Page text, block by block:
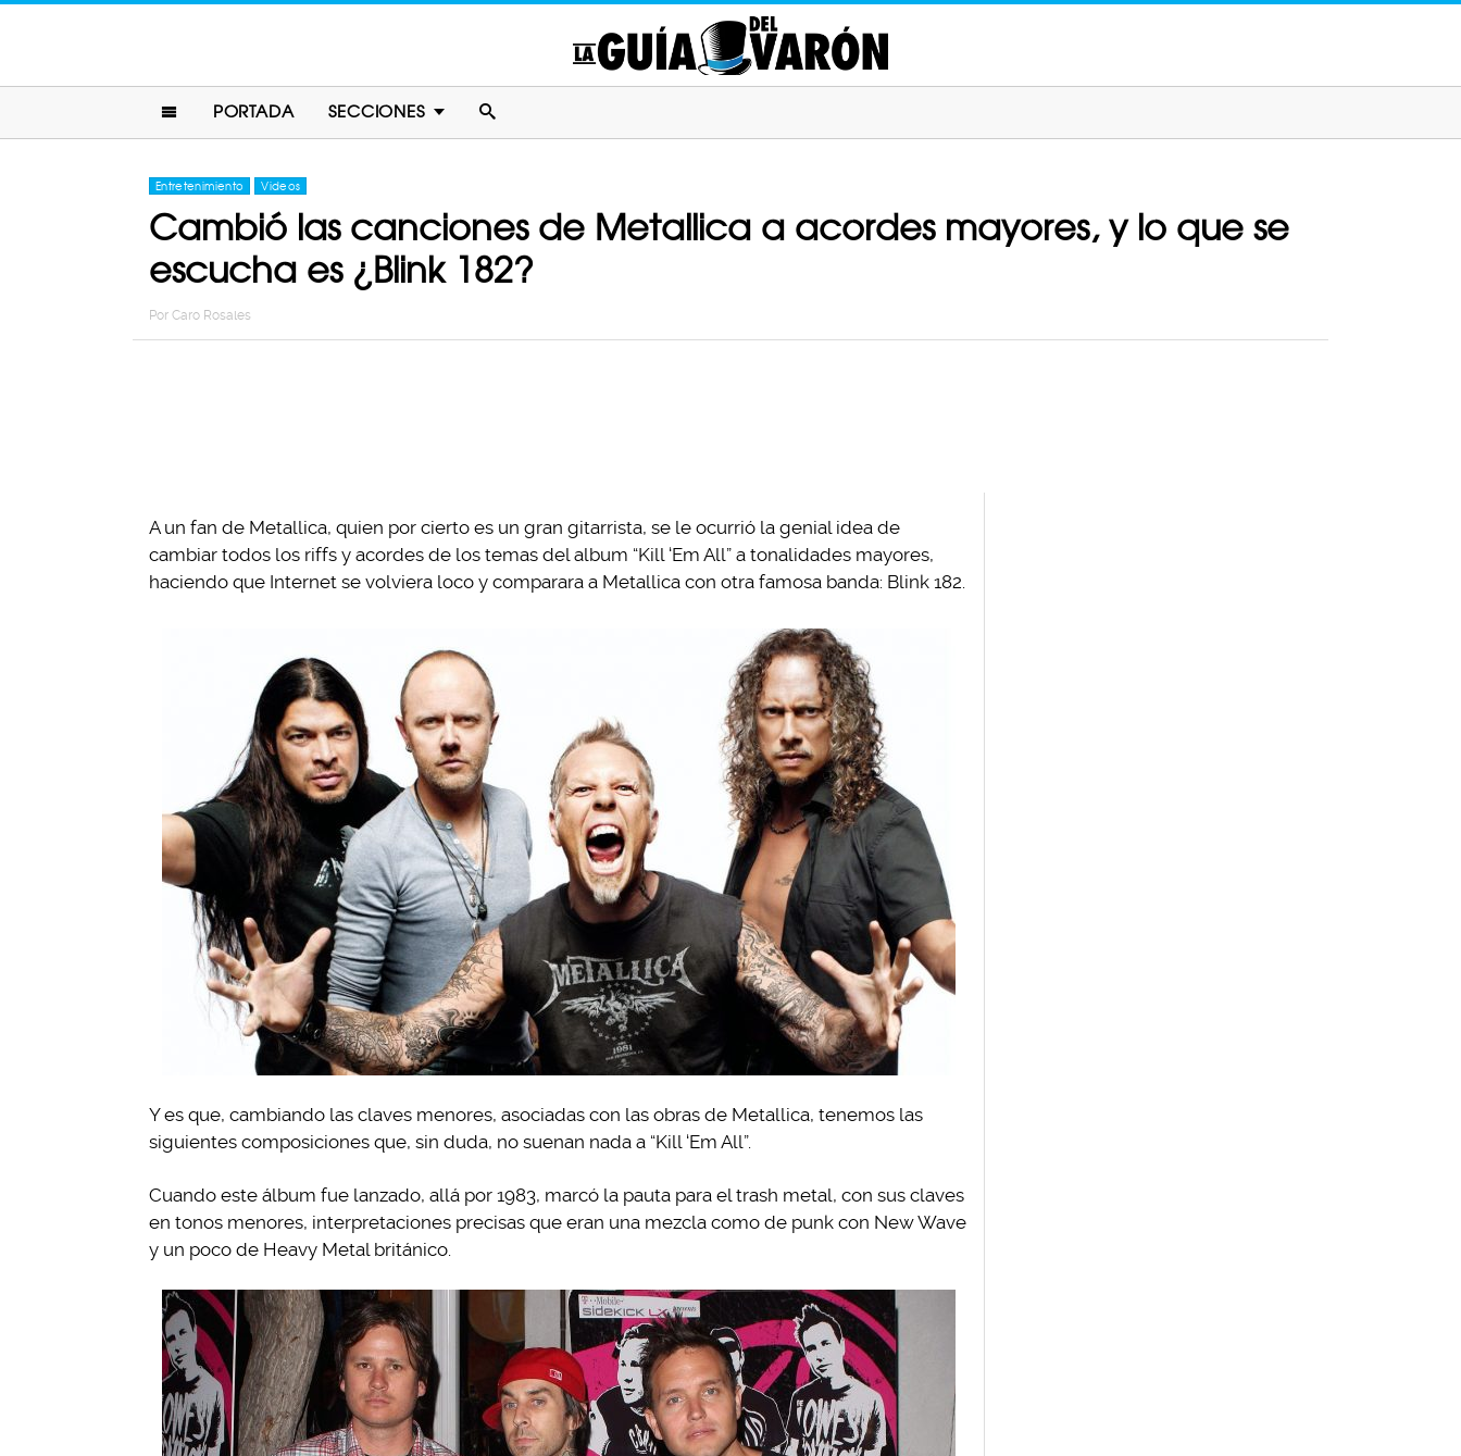
PORTADA SECCIONES
Entretenimiento Videos
Cambió las canciones de Metallica a acordes mayores, y lo que se
escucha es ¿Blink 182?
Por Caro Rosales
A un fan de Metallica, quien por cierto es un gran gitarrista, se le ocurrió la genial idea de
cambiar todos los riffs y acordes de los temas del album “Kill ‘Em All” a tonalidades mayores,
haciendo que Internet se volviera loco y comparara a Metallica con otra famosa banda: Blink 182.
Y es que, cambiando las claves menores, asociadas con las obras de Metallica, tenemos las
siguientes composiciones que, sin duda, no suenan nada a “Kill ‘Em All”.
Cuando este álbum fue lanzado, allá por 1983, marcó la pauta para el trash metal, con sus claves
en tonos menores, interpretaciones precisas que eran una mezcla como de punk con New Wave
y un poco de Heavy Metal británico.